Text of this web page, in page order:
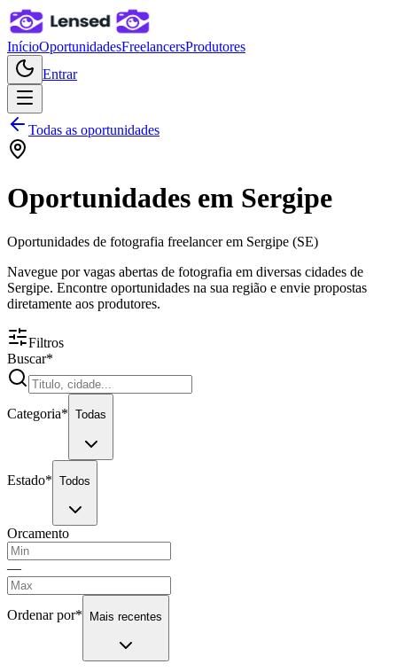
InícioOportunidadesFreelancersProdutores
Entrar
Todas as oportunidades
Oportunidades em Sergipe
Oportunidades de fotografia freelancer em Sergipe (SE)
Navegue por vagas abertas de fotografia em diversas cidades de
Sergipe. Encontre oportunidades na sua região e envie propostas
diretamente aos produtores.
Filtros
Buscar*
Categoria* Todas
Estado* Todos
Orcamento
—
Ordenar por* Mais recentes